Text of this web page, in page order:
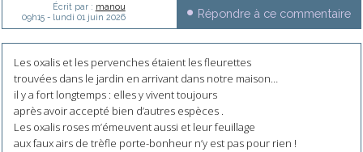
Écrit par : manou
09h15- lundi 01 juin 2026 Répondre à ce commentaire
Les oxalis et les pervenches étaient les fleurettes
trouvées dans le jardin en arrivant dans notre maison…
il y a fort longtemps : elles y vivent toujours
après avoir accepté bien d’autres espèces .
Les oxalis roses m’émeuvent aussi et leur feuillage
aux faux airs de trèfle porte-bonheur n’y est pas pour rien !